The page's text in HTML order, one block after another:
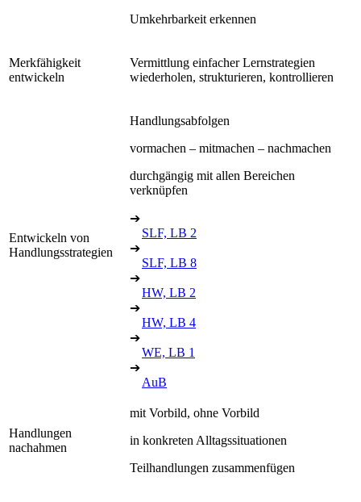
Umkehrbarkeit erkennen
Merkfähigkeit
entwickeln
Vermittlung einfacher Lernstrategien
wiederholen, strukturieren, kontrollieren
Entwickeln von
Handlungsstrategien
Handlungsabfolgen
vormachen – mitmachen – nachmachen
durchgängig mit allen Bereichen
verknüpfen
➔
SLF, LB 2
➔
SLF, LB 8
➔
HW, LB 2
➔
HW, LB 4
➔
WE, LB 1
➔
AuB
Handlungen
nachahmen
mit Vorbild, ohne Vorbild
in konkreten Alltagssituationen
Teilhandlungen zusammenfügen